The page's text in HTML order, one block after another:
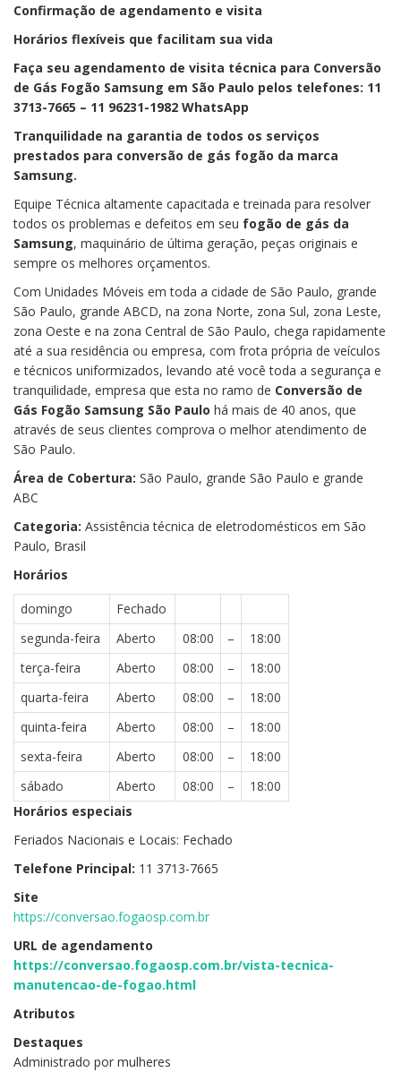
Confirmação de agendamento e visita
Horários flexíveis que facilitam sua vida
Faça seu agendamento de visita técnica para Conversão
de Gás Fogão Samsung em São Paulo pelos telefones: 11
3713-7665 – 11 96231-1982 WhatsApp
Tranquilidade na garantia de todos os serviços
prestados para conversão de gás fogão da marca
Samsung.
Equipe Técnica altamente capacitada e treinada para resolver
todos os problemas e defeitos em seu fogão de gás da
Samsung, maquinário de última geração, peças originais e
sempre os melhores orçamentos.
Com Unidades Móveis em toda a cidade de São Paulo, grande
São Paulo, grande ABCD, na zona Norte, zona Sul, zona Leste,
zona Oeste e na zona Central de São Paulo, chega rapidamente
até a sua residência ou empresa, com frota própria de veículos
e técnicos uniformizados, levando até você toda a segurança e
tranquilidade, empresa que esta no ramo de Conversão de
Gás Fogão Samsung São Paulo há mais de 40 anos, que
através de seus clientes comprova o melhor atendimento de
São Paulo.
Área de Cobertura: São Paulo, grande São Paulo e grande
ABC
Categoria: Assistência técnica de eletrodomésticos em São
Paulo, Brasil
Horários
domingo
Fechado
segunda-feira
Aberto 08:00 –
18:00
terça-feira
Aberto 08:00 –
18:00
quarta-feira
Aberto 08:00 –
18:00
quinta-feira
Aberto 08:00 –
18:00
sexta-feira
Aberto 08:00 –
18:00
sábado
Aberto 08:00 –
18:00
Horários especiais
Feriados Nacionais e Locais: Fechado
Telefone Principal: 11 3713-7665
Site
https://conversao.fogaosp.com.br
URL de agendamento
https://conversao.fogaosp.com.br/vista-tecnica-
manutencao-de-fogao.html
Atributos
Destaques
Administrado por mulheres